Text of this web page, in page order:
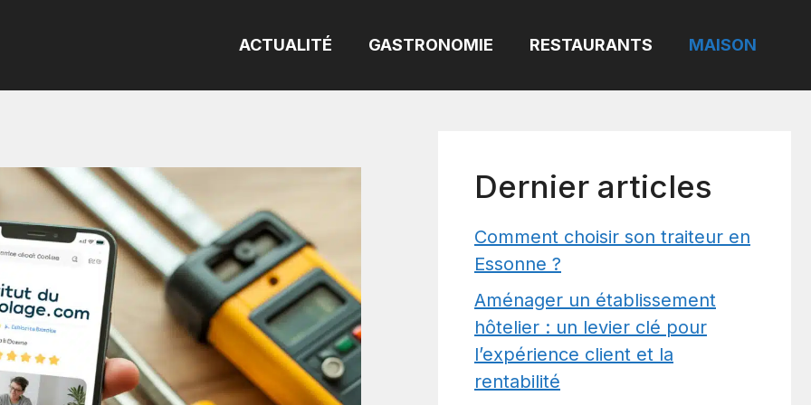
ACTUALITÉ GASTRONOMIE RESTAURANTS MAISON
Dernier articles
Comment choisir son traiteur en
Essonne ?
Aménager un établissement
hôtelier : un levier clé pour
l’expérience client et la
rentabilité